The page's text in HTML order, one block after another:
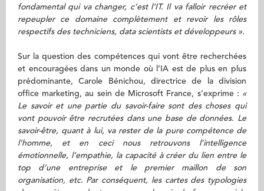
fondamental qui va changer, c’est l’IT. Il va falloir recréer et
repeupler ce domaine complètement et revoir les rôles
respectifs des techniciens, data scientists et développeurs ».
Sur la question des compétences qui vont être recherchées
et encouragées dans un monde où l’IA est de plus en plus
prédominante, Carole Bénichou, directrice de la division
office marketing, au sein de Microsoft France, s’exprime : «
Le savoir et une partie du savoir-faire sont des choses qui
vont pouvoir être recrutées dans une base de données. Le
savoir-être, quant à lui, va rester de la pure compétence de
l’homme, et en ceci nous retrouvons l’intelligence
émotionnelle, l’empathie, la capacité à créer du lien entre le
top d’une entreprise et le premier maillon de son
organisation, etc. Par conséquent, les cartes des typologies